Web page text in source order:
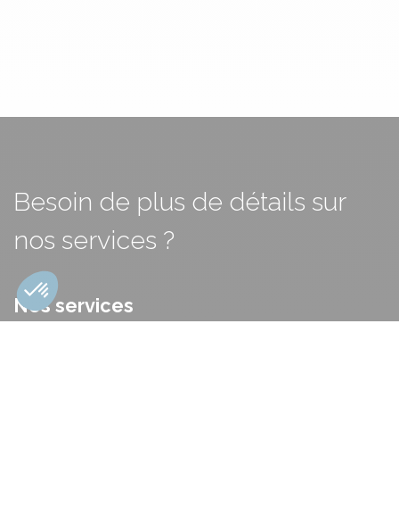
Besoin de plus de détails sur
nos services ?
Nos services